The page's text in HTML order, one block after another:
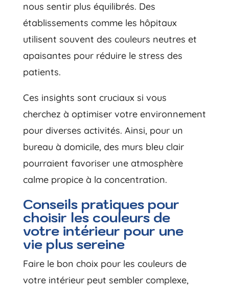
nous sentir plus équilibrés. Des
établissements comme les hôpitaux
utilisent souvent des couleurs neutres et
apaisantes pour réduire le stress des
patients.
Ces insights sont cruciaux si vous
cherchez à optimiser votre environnement
pour diverses activités. Ainsi, pour un
bureau à domicile, des murs bleu clair
pourraient favoriser une atmosphère
calme propice à la concentration.
Conseils pratiques pour
choisir les couleurs de
votre intérieur pour une
vie plus sereine
Faire le bon choix pour les couleurs de
votre intérieur peut sembler complexe,